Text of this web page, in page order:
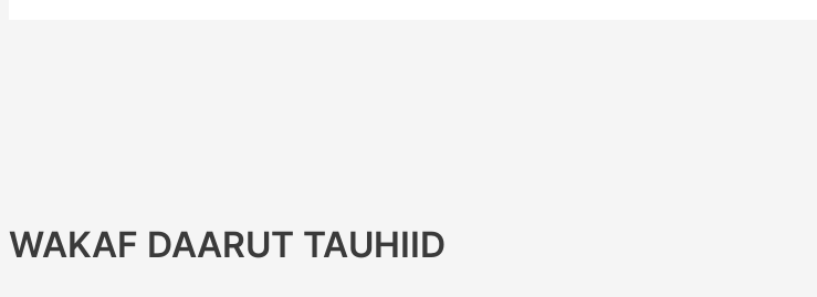
WAKAF DAARUT TAUHIID